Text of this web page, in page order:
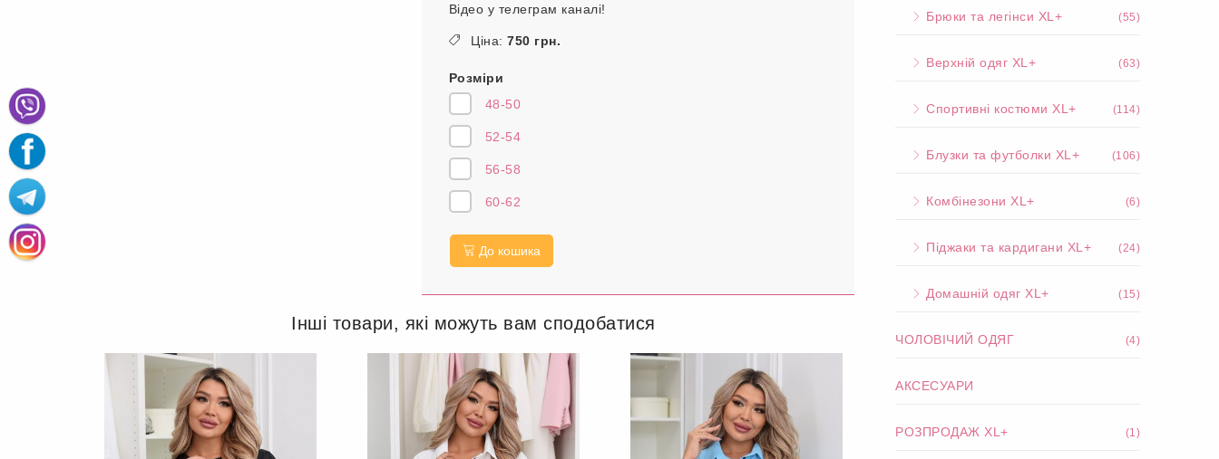
Відео у телеграм каналі!
Ціна: 750 грн.
Розміри
48-50
52-54
56-58
60-62
До кошика
Інші товари, які можуть вам сподобатися
Брюки та легінси XL+ (55)
Верхній одяг XL+ (63)
Спортивні костюми XL+ (114)
Блузки та футболки XL+ (106)
Комбінезони XL+ (6)
Піджаки та кардигани XL+ (24)
Домашній одяг XL+ (15)
ЧОЛОВІЧИЙ ОДЯГ (4)
АКСЕСУАРИ
РОЗПРОДАЖ XL+ (1)